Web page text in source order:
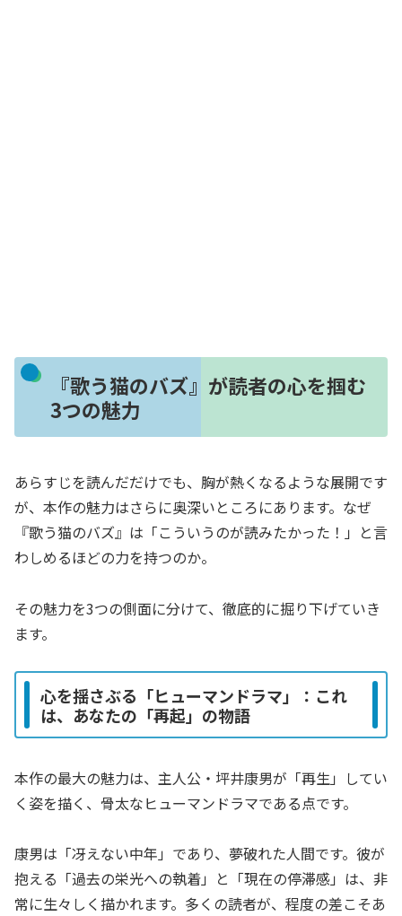
『歌う猫のバズ』が読者の心を掴む
3つの魅力
あらすじを読んだだけでも、胸が熱くなるような展開です
が、本作の魅力はさらに奥深いところにあります。なぜ
『歌う猫のバズ』は「こういうのが読みたかった！」と言
わしめるほどの力を持つのか。
その魅力を3つの側面に分けて、徹底的に掘り下げていき
ます。
心を揺さぶる「ヒューマンドラマ」：これ
は、あなたの「再起」の物語
本作の最大の魅力は、主人公・坪井康男が「再生」してい
く姿を描く、骨太なヒューマンドラマである点です。
康男は「冴えない中年」であり、夢破れた人間です。彼が
抱える「過去の栄光への執着」と「現在の停滞感」は、非
常に生々しく描かれます。多くの読者が、程度の差こそあ